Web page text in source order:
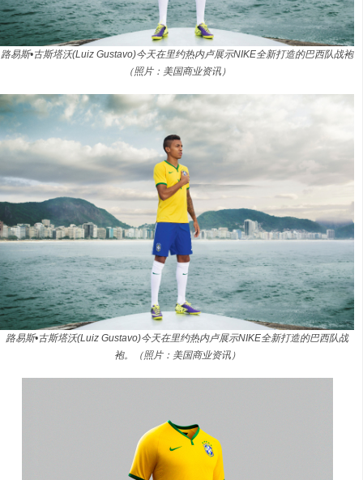
路易斯•古斯塔沃(Luiz Gustavo)今天在里约热内卢展示NIKE全新打造的巴西队战袍
（照片：美国商业资讯）
路易斯•古斯塔沃(Luiz Gustavo)今天在里约热内卢展示NIKE全新打造的巴西队战
袍。（照片：美国商业资讯）